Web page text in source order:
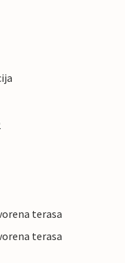
terasa
terasa